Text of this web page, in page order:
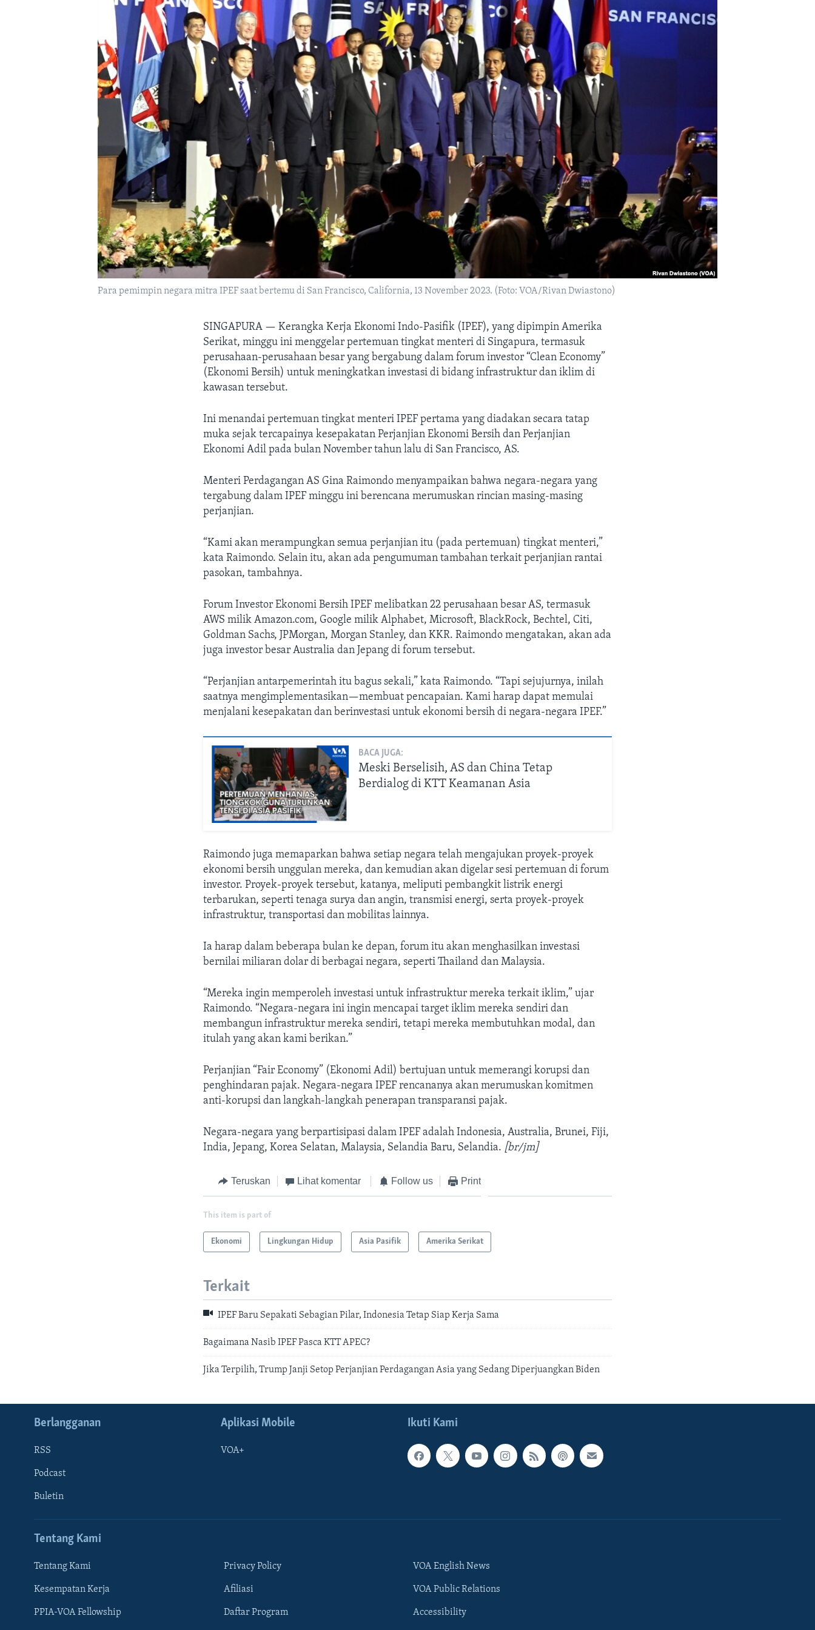
Para pemimpin negara mitra IPEF saat bertemu di San Francisco, California, 13 November 2023. (Foto: VOA/Rivan Dwiastono)
SINGAPURA —Kerangka Kerja Ekonomi Indo-Pasifik (IPEF), yang dipimpin Amerika
Serikat, minggu ini menggelar pertemuan tingkat menteri di Singapura, termasuk
perusahaan-perusahaan besar yang bergabung dalam forum investor “Clean Economy”
(Ekonomi Bersih) untuk meningkatkan investasi di bidang infrastruktur dan iklim di
kawasan tersebut.
Ini menandai pertemuan tingkat menteri IPEF pertama yang diadakan secara tatap
muka sejak tercapainya kesepakatan Perjanjian Ekonomi Bersih dan Perjanjian
Ekonomi Adil pada bulan November tahun lalu di San Francisco, AS.
Menteri Perdagangan AS Gina Raimondo menyampaikan bahwa negara-negara yang
tergabung dalam IPEF minggu ini berencana merumuskan rincian masing-masing
perjanjian.
“Kami akan merampungkan semua perjanjian itu (pada pertemuan) tingkat menteri,”
kata Raimondo. Selain itu, akan ada pengumuman tambahan terkait perjanjian rantai
pasokan, tambahnya.
Forum Investor Ekonomi Bersih IPEF melibatkan 22 perusahaan besar AS, termasuk
AWS milik Amazon.com, Google milik Alphabet, Microsoft, BlackRock, Bechtel, Citi,
Goldman Sachs, JPMorgan, Morgan Stanley, dan KKR. Raimondo mengatakan, akan ada
juga investor besar Australia dan Jepang di forum tersebut.
“Perjanjian antarpemerintah itu bagus sekali,” kata Raimondo. “Tapi sejujurnya, inilah
saatnya mengimplementasikan—membuat pencapaian. Kami harap dapat memulai
menjalani kesepakatan dan berinvestasi untuk ekonomi bersih di negara-negara IPEF.”
BACA JUGA:
Meski Berselisih, AS dan China Tetap
Berdialog di KTT Keamanan Asia
Raimondo juga memaparkan bahwa setiap negara telah mengajukan proyek-proyek
ekonomi bersih unggulan mereka, dan kemudian akan digelar sesi pertemuan di forum
investor. Proyek-proyek tersebut, katanya, meliputi pembangkit listrik energi
terbarukan, seperti tenaga surya dan angin, transmisi energi, serta proyek-proyek
infrastruktur, transportasi dan mobilitas lainnya.
Ia harap dalam beberapa bulan ke depan, forum itu akan menghasilkan investasi
bernilai miliaran dolar di berbagai negara, seperti Thailand dan Malaysia.
“Mereka ingin memperoleh investasi untuk infrastruktur mereka terkait iklim,” ujar
Raimondo. “Negara-negara ini ingin mencapai target iklim mereka sendiri dan
membangun infrastruktur mereka sendiri, tetapi mereka membutuhkan modal, dan
itulah yang akan kami berikan.”
Perjanjian “Fair Economy” (Ekonomi Adil) bertujuan untuk memerangi korupsi dan
penghindaran pajak. Negara-negara IPEF rencananya akan merumuskan komitmen
anti-korupsi dan langkah-langkah penerapan transparansi pajak.
Negara-negara yang berpartisipasi dalam IPEF adalah Indonesia, Australia, Brunei, Fiji,
India, Jepang, Korea Selatan, Malaysia, Selandia Baru, Selandia. [br/jm]
Teruskan Lihat komentar Follow us Print
This item is part of
Ekonomi Lingkungan Hidup Asia Pasifik Amerika Serikat
Terkait
IPEF Baru Sepakati Sebagian Pilar, Indonesia Tetap Siap Kerja Sama
Bagaimana Nasib IPEF Pasca KTT APEC?
Jika Terpilih, Trump Janji Setop Perjanjian Perdagangan Asia yang Sedang Diperjuangkan Biden
Ikuti Kami
Berlangganan
RSS
Podcast
Buletin
Aplikasi Mobile
VOA+
Tentang Kami
Tentang Kami
Kesempatan Kerja
PPIA-VOA Fellowship
Privacy Policy
Afiliasi
Daftar Program
VOA English News
VOA Public Relations
Accessibility